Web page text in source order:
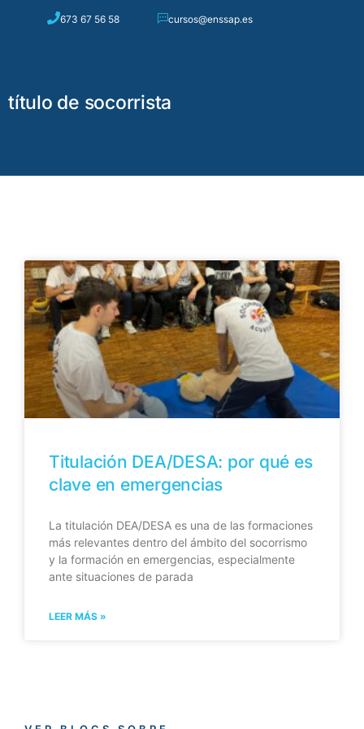
673 67 56 58 cursos@enssap.es
título de socorrista
Titulación DEA/DESA: por qué es
clave en emergencias
La titulación DEA/DESA es una de las formaciones
más relevantes dentro del ámbito del socorrismo
y la formación en emergencias, especialmente
ante situaciones de parada
LEER MÁS »